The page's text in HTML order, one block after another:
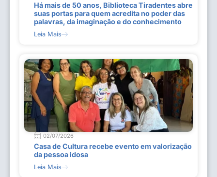
Há mais de 50 anos, Biblioteca Tiradentes abre
suas portas para quem acredita no poder das
palavras, da imaginação e do conhecimento
Leia Mais
02/07/2026
Casa de Cultura recebe evento em valorização
da pessoa idosa
Leia Mais